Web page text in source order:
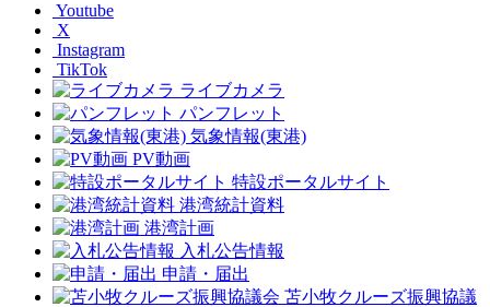
Youtube
X
Instagram
TikTok
ライブカメラ
パンフレット
気象情報(東港)
PV動画
特設ポータルサイト
港湾統計資料
港湾計画
入札公告情報
申請・届出
苫小牧クルーズ振興協議